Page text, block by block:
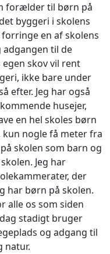
forælder til børn på
byggeri i skolens
en af skolens
til de
skov vil rent
ikke bare under
efter. Jeg har også
husejer,
en hel skoles børn
nogle få meter fra
skolen som barn og
Jeg har
der
har børn på skolen.
alle os som siden
stadigt bruger
og adgang til
natur.